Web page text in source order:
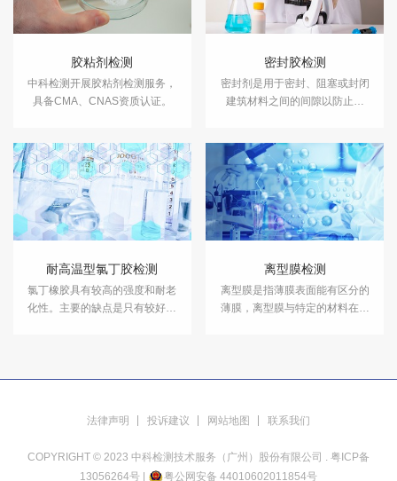
胶粘剂检测
中科检测开展胶粘剂检测服务，
具备CMA、CNAS资质认证。
密封胶检测
密封剂是用于密封、阻塞或封闭
建筑材料之间的间隙以防止流
CMA、CNAS资质认证。
耐高温型氯丁胶检测
氯丁橡胶具有较高的强度和耐老
化性。主要的缺点是只有较好的
带用氯丁胶粘剂检测服务，具备
离型膜检测
离型膜是指薄膜表面能有区分的
薄膜，离型膜与特定的材料在有
CMA资质。
法律声明 投诉建议 网站地图 联系我们
COPYRIGHT © 2023 中科检测技术服务（广州）股份有限公司 . 粤ICP备
13056264号 | 粤公网安备 44010602011854号